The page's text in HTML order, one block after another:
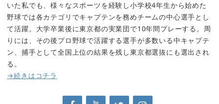
いた私でも、様々なスポーツを経験し小学校4年生から始めた
野球では各カテゴリでキャプテンを務めチームの中心選手とし
て活躍。大学卒業後に東京都の実業団で10年間プレーする。周
りには、その後プロ野球で活躍する選手が多数いる中キャプテ
ン、捕手として全国上位の結果を残し東京都選抜にも選出され
る。
→続きはコチラ